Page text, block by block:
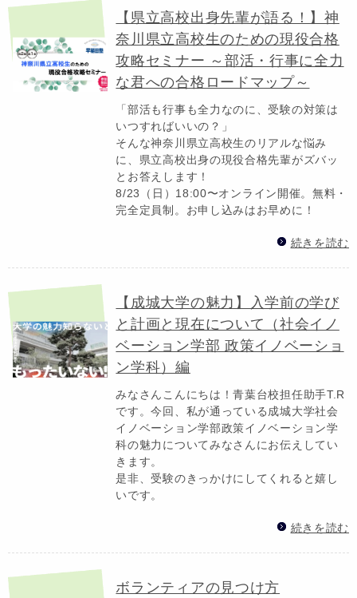
【県立高校出身先輩が語る！】神
奈川県立高校生のための現役合格
攻略セミナー ～部活・行事に全力
な君への合格ロードマップ～
「部活も行事も全力なのに、受験の対策は
いつすればいいの？」
そんな神奈川県立高校生のリアルな悩み
に、県立高校出身の現役合格先輩がズバッ
とお答えします！
8/23（日）18:00〜オンライン開催。無料・
完全定員制。お申し込みはお早めに！
続きを読む
【成城大学の魅力】入学前の学び
と計画と現在について（社会イノ
ベーション学部 政策イノベーショ
ン学科）編
みなさんこんにちは！青葉台校担任助手T.R
です。今回、私が通っている成城大学社会
イノベーション学部政策イノベーション学
科の魅力についてみなさんにお伝えしてい
きます。
是非、受験のきっかけにしてくれると嬉し
いです。
続きを読む
ボランティアの見つけ方